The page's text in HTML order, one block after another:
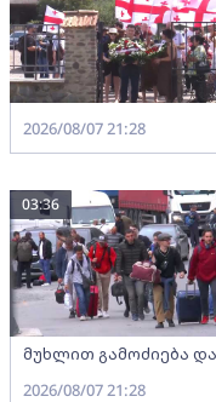
2026/08/07 21:28
მუხლით გამოძიება
03:36
2026/08/07 21:28